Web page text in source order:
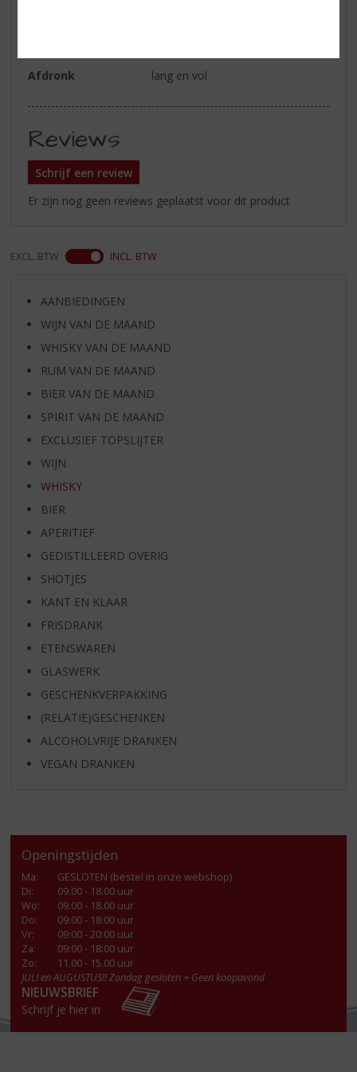
Afdronk
lang en vol
Reviews
Schrijf een review
Er zijn nog geen reviews geplaatst voor dit product
EXCL. BTW INCL. BTW
AANBIEDINGEN
WIJN VAN DE MAAND
WHISKY VAN DE MAAND
RUM VAN DE MAAND
BIER VAN DE MAAND
SPIRIT VAN DE MAAND
EXCLUSIEF TOPSLIJTER
WIJN
WHISKY
BIER
APERITIEF
GEDISTILLEERD OVERIG
SHOTJES
KANT EN KLAAR
FRISDRANK
ETENSWAREN
GLASWERK
GESCHENKVERPAKKING
(RELATIE)GESCHENKEN
ALCOHOLVRIJE DRANKEN
VEGAN DRANKEN
Openingstijden
Ma:
GESLOTEN (bestel in onze webshop)
Di:
09.00 - 18.00 uur
Wo:
09.00 - 18.00 uur
Do:
09:00 - 18:00 uur
Vr:
09:00 - 20:00 uur
Za:
09:00 - 18:00 uur
Zo:
11.00 - 15.00 uur
JULI en AUGUSTUS!! Zondag gesloten + Geen koopavond
NIEUWSBRIEF
Schrijf je hier in